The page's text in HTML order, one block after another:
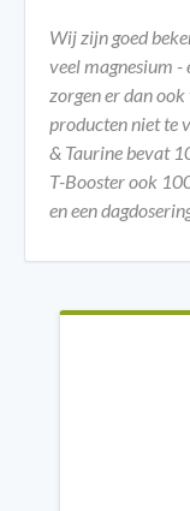
Wij zijn goed
veel magnesium -
zorgen er dan
producten niet te
& Taurine bevat
T-Booster ook
en een